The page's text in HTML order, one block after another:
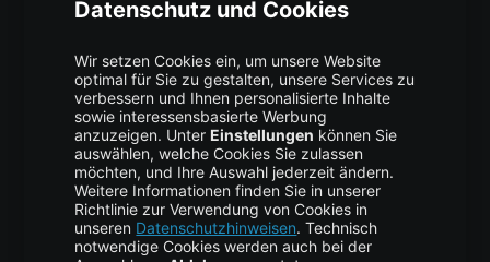
High Availability
Trust Center
Data Recovery
Backup Service
Business Hosting
Cloud Storage
Cloud Anbieter